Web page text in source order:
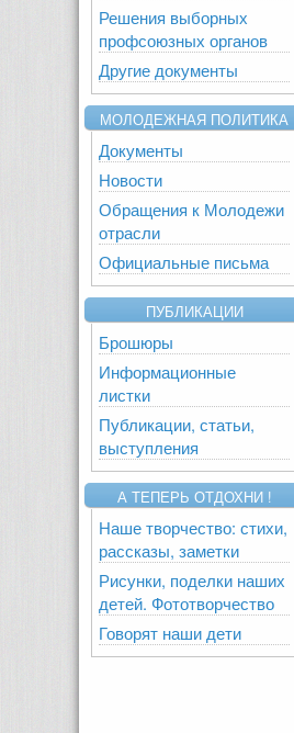
Решения выборных
профсоюзных органов
Другие документы
МОЛОДЕЖНАЯ ПОЛИТИКА
Документы
Новости
Обращения к Молодежи
отрасли
Официальные письма
ПУБЛИКАЦИИ
Брошюры
Информационные
листки
Публикации, статьи,
выступления
А ТЕПЕРЬ ОТДОХНИ !
Наше творчество: стихи,
рассказы, заметки
Рисунки, поделки наших
детей. Фототворчество
Говорят наши дети